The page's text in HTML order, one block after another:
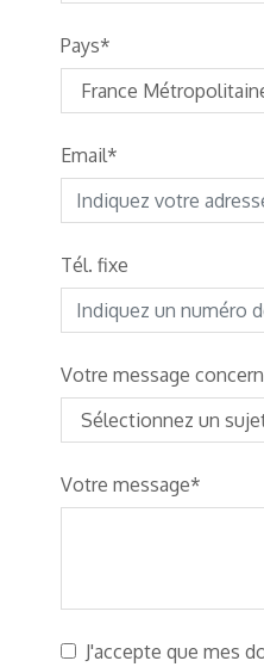
Pays
Email
Tél. fixe
Votre message
Votre message
J'accepte que mes